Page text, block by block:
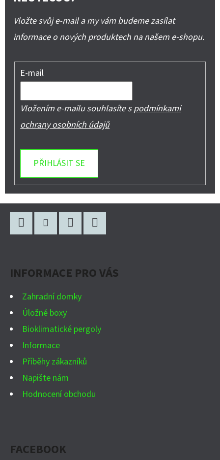
Vložte svůj e-mail a my vám budeme zasílat
informace o nových produktech na našem e-shopu.
E-mail
Vložením e-mailu souhlasíte spodmínkami
ochrany osobních údajů
PŘIHLÁSIT SE
INFORMACE PRO VÁS
Zahradní domky
Úložné boxy
Bioklimatické pergoly
Informace
Příběhy zákazníků
Napište nám
Hodnocení obchodu
FACEBOOK